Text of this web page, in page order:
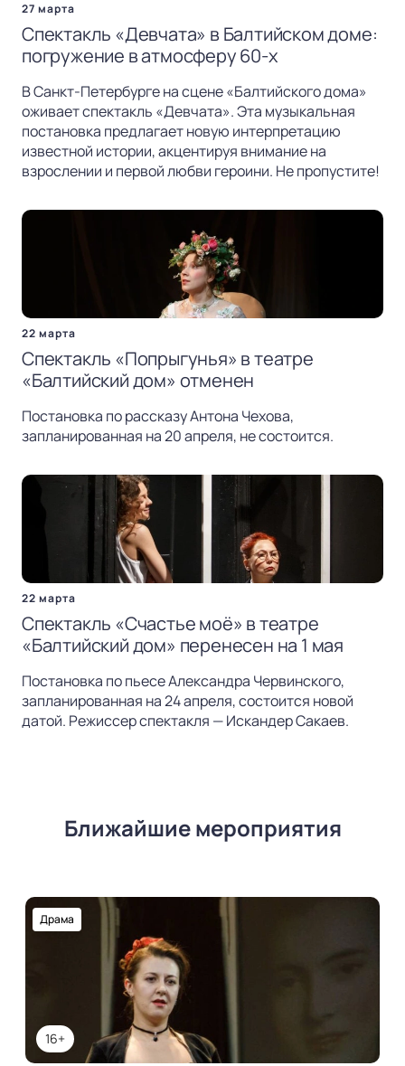
27 марта
Спектакль «Девчата» в Балтийском доме:
погружение в атмосферу 60-х
В Санкт-Петербурге на сцене «Балтийского дома»
оживает спектакль «Девчата». Эта музыкальная
постановка предлагает новую интерпретацию
известной истории, акцентируя внимание на
взрослении и первой любви героини. Не пропустите!
22 марта
Спектакль «Попрыгунья» в театре
«Балтийский дом» отменен
Постановка по рассказу Антона Чехова,
запланированная на 20 апреля, не состоится.
22 марта
Спектакль «Счастье моё» в театре
«Балтийский дом» перенесен на 1 мая
Постановка по пьесе Александра Червинского,
запланированная на 24 апреля, состоится новой
датой. Режиссер спектакля — Искандер Сакаев.
Ближайшие мероприятия
16+
Драма